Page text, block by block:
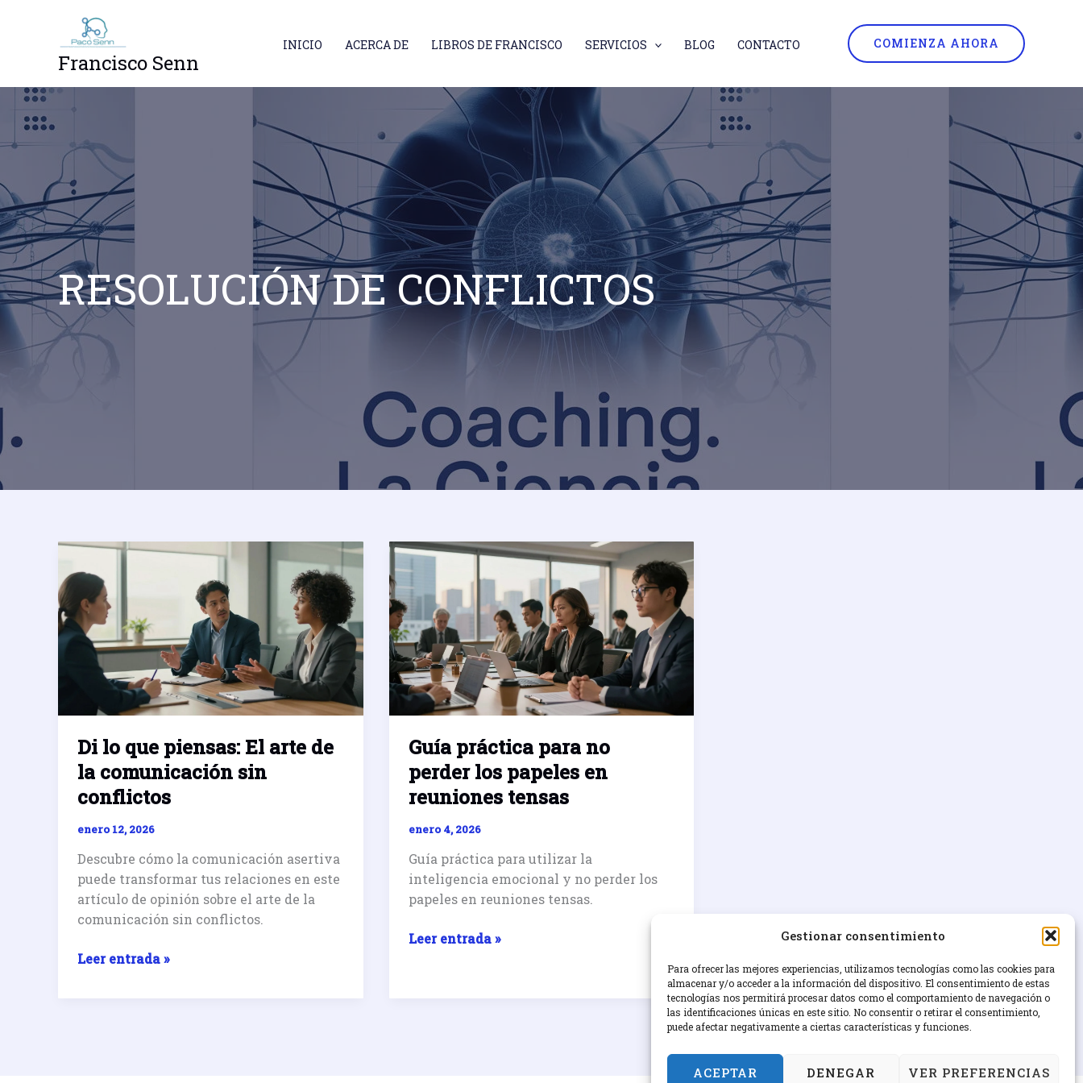
Gestionar consentimiento
Para ofrecer las mejores experiencias, utilizamos tecnologías como las cookies para
almacenar y/o acceder a la información del dispositivo. El consentimiento de estas
tecnologías nos permitirá procesar datos como el comportamiento de navegación o
las identificaciones únicas en este sitio. No consentir o retirar el consentimiento,
puede afectar negativamente a ciertas características y funciones.
ACEPTAR DENEGAR VER PREFERENCIAS
contenido
Francisco Senn
INICIO ACERCA DE LIBROS DE FRANCISCO SERVICIOS BLOG CONTACTO COMIENZA AHORA
RESOLUCIÓN DE CONFLICTOS
Di lo que piensas: El arte de
la comunicación sin
conflictos
enero 12, 2026
Descubre cómo la comunicación asertiva
puede transformar tus relaciones en este
artículo de opinión sobre el arte de la
comunicación sin conflictos.
Di
Leer entrada »
Guía práctica para no
perder los papeles en
reuniones tensas
enero 4, 2026
Guía práctica para utilizar la
inteligencia emocional y no perder los
papeles en reuniones tensas.
Guía
Leer entrada »